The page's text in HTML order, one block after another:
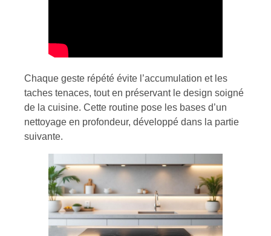
Chaque geste répété évite l’accumulation et les
taches tenaces, tout en préservant le design soigné
de la cuisine. Cette routine pose les bases d’un
nettoyage en profondeur, développé dans la partie
suivante.